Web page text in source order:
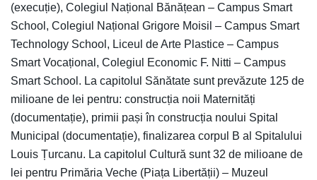
(execuție), Colegiul Național Bănățean – Campus Smart
School, Colegiul Național Grigore Moisil – Campus Smart
Technology School, Liceul de Arte Plastice – Campus
Smart Vocațional, Colegiul Economic F. Nitti – Campus
Smart School. La capitolul Sănătate sunt prevăzute 125 de
milioane de lei pentru: construcția noii Maternități
(documentație), primii pași în construcția noului Spital
Municipal (documentație), finalizarea corpul B al Spitalului
Louis Țurcanu. La capitolul Cultură sunt 32 de milioane de
lei pentru Primăria Veche (Piața Libertății) – Muzeul